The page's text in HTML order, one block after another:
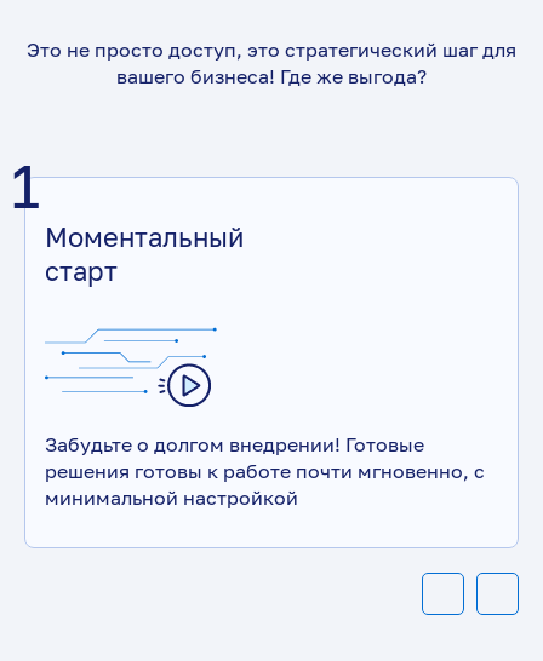
Это не просто доступ, это стратегический шаг для
вашего бизнеса! Где же выгода?
1
Моментальный
старт
Забудьте о долгом внедрении! Готовые
решения готовы к работе почти мгновенно, с
минимальной настройкой